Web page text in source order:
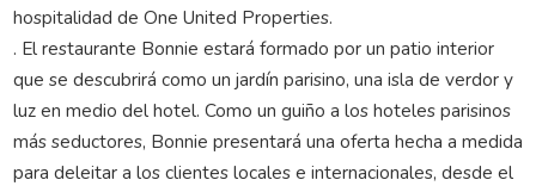
hospitalidad de One United Properties.
. El restaurante Bonnie estará formado por un patio interior
que se descubrirá como un jardín parisino, una isla de verdor y
luz en medio del hotel. Como un guiño a los hoteles parisinos
más seductores, Bonnie presentará una oferta hecha a medida
para deleitar a los clientes locales e internacionales, desde el